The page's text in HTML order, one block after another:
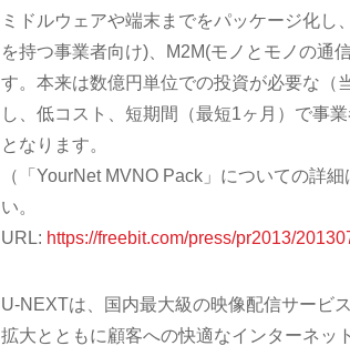
ミドルウェアや端末までをパッケージ化
を持つ事業者向け)、M2M(モノとモノの通
す。本来は数億円単位での投資が必要な（
し、低コスト、短期間（最短1ヶ月）で事
となります。
（「YourNet MVNO Pack」についての詳
い。
URL: https://freebit.com/press/pr2013/
U-NEXTは、国内最大級の映像配信サービ
拡大とともに顧客への快適なインターネッ